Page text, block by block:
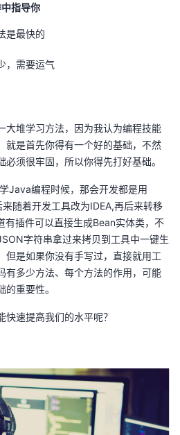
指导你
是最快的
，需要运气
大堆学习方法，因为我认为编程技能
就是首先你得有一个好的基础，不然
须很牢固，所以你得先打好基础。
Java编程时候，那会开发都是用
随着开发工具改为IDEA,再后来转移
插件可以直接生成Bean实体类，不
字符串拿过来拷贝到工具中一键生
但是如果你没有手写过，直接就用工
有多少方法、每个方法的作用，可能
重要性。
速提高我们的水平呢？